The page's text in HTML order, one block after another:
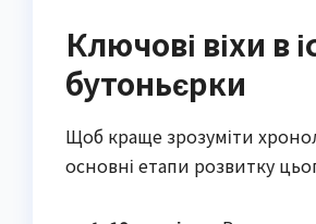
Ключові віхи в
бутоньєрки
Щоб краще зрозуміти
основні етапи розвитку